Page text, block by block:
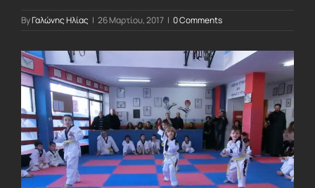
ByΓαλώνης Ηλίας | 26 Μαρτίου, 2017 | 0 Comments